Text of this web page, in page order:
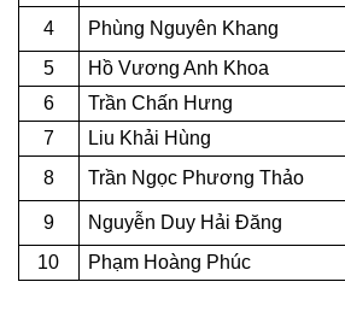
4
Phùng Nguyên Khang
5
Hồ Vương Anh Khoa
6
Trần Chấn Hưng
7
Liu Khải Hùng
8
Trần Ngọc Phương Thảo
9 Nguyễn Duy Hải Đăng
10
Phạm Hoàng Phúc